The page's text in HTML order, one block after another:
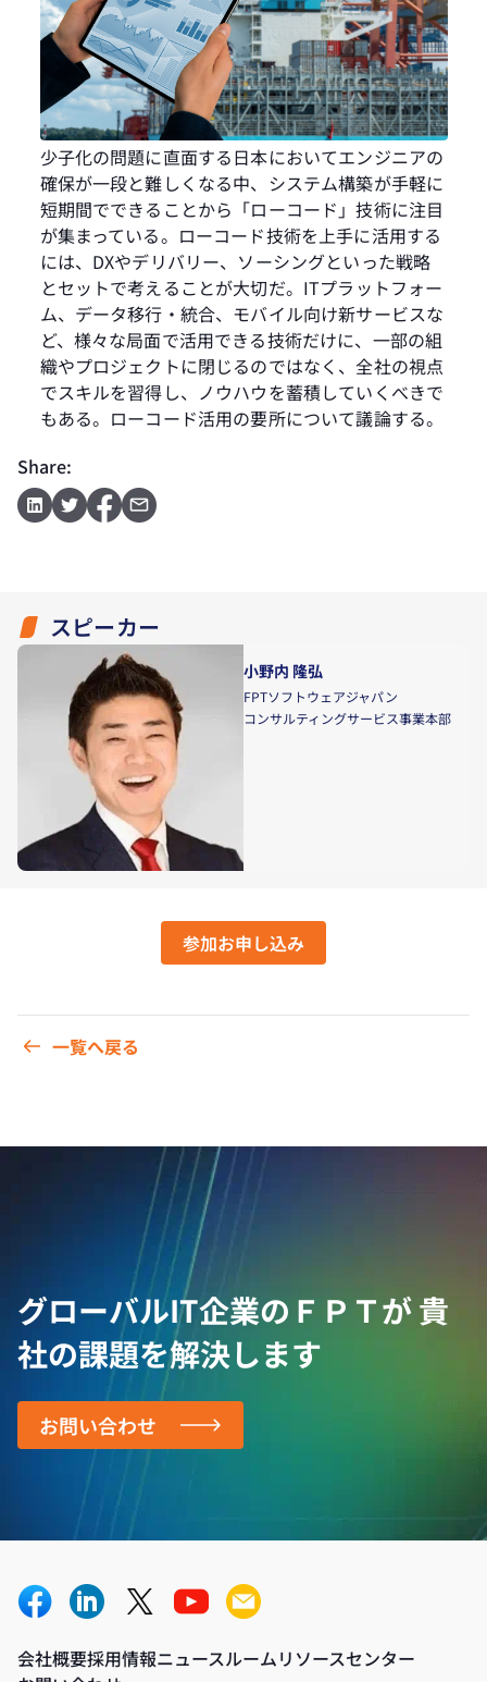
少子化の問題に直面する日本においてエンジニアの
確保が一段と難しくなる中、システム構築が手軽に
短期間でできることから「ローコード」技術に注目
が集まっている。ローコード技術を上手に活用する
には、DXやデリバリー、ソーシングといった戦略
とセットで考えることが大切だ。ITプラットフォー
ム、データ移行・統合、モバイル向け新サービスな
ど、様々な局面で活用できる技術だけに、一部の組
織やプロジェクトに閉じるのではなく、全社の視点
でスキルを習得し、ノウハウを蓄積していくべきで
もある。ローコード活用の要所について議論する。
Share:
スピーカー
小野内 隆弘
FPTソフトウェアジャパン
コンサルティングサービス事業本部
参加お申し込み
一覧へ戻る
グローバルIT企業のＦＰＴが貴
社の課題を解決します
お問い合わせ
会社概要採用情報ニュースルームリソースセンター